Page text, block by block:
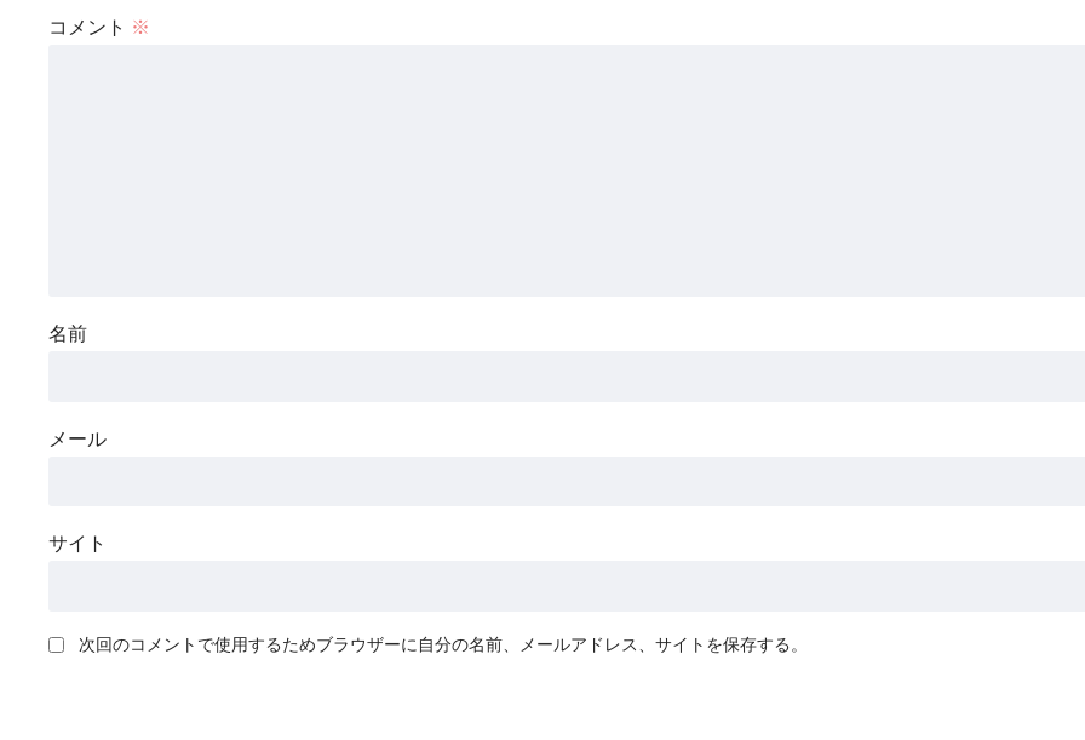
コメント ※
名前
メール
サイト
次回のコメントで使用するためブラウザーに自分の名前、メールアドレス、サイトを保存する。